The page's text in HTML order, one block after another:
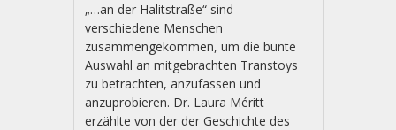
„…an der Halitstraße“ sind
verschiedene Menschen
zusammengekommen, um die bunte
Auswahl an mitgebrachten Transtoys
zu betrachten, anzufassen und
anzuprobieren. Dr. Laura Méritt
erzählte von der der Geschichte des